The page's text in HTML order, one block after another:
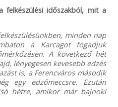
időszakból, mit a
minden nap
a Karcagot fogadjuk
A következő hét
lényegesen kevesebb edzés
is, a Ferencváros második
egy edzőmeccsre. Ezután
hétre, amikor már bajnoki